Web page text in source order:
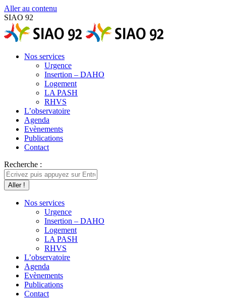
Aller au contenu
SIAO 92
Nos services
Urgence
Insertion – DAHO
Logement
LA PASH
RHVS
L’observatoire
Agenda
Evènements
Publications
Contact
Recherche :
Nos services
Urgence
Insertion – DAHO
Logement
LA PASH
RHVS
L’observatoire
Agenda
Evènements
Publications
Contact